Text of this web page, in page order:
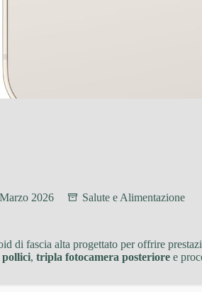
2026 Salute e Alimentazione
di fascia alta progettato per offrire
pollici, tripla fotocamera posteriore e